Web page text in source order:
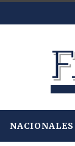
NACIONALES